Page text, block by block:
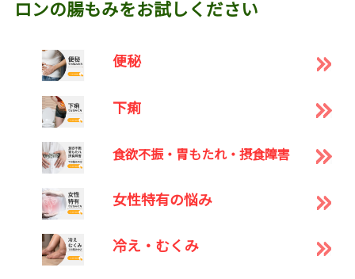
ロンの腸もみをお試しください
便秘
下痢
食欲不振・胃もたれ・摂食障害
女性特有の悩み
冷え・むくみ